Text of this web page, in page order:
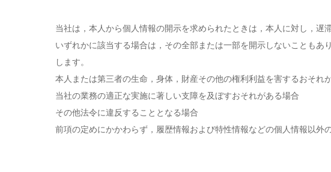
当社は，本人から個人情報の開示を求められたときは，本人に対し，
いずれかに該当する場合は，その全部または一部を開示しないことも
します。
本人または第三者の生命，身体，財産その他の権利利益を害するおそれ
当社の業務の適正な実施に著しい支障を及ぼすおそれがある場合
その他法令に違反することとなる場合
前項の定めにかかわらず，履歴情報および特性情報などの個人情報以外